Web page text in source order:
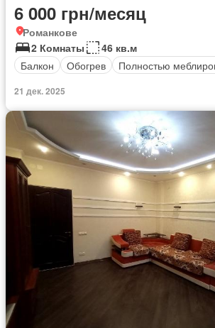
6 000 грн/месяц
Романкове
2 Комнаты
46 кв.м
Балкон
Обогрев Полностью
21 дек. 2025